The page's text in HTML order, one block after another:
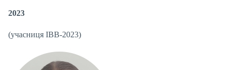
2023
(учасниця IBB-2023)